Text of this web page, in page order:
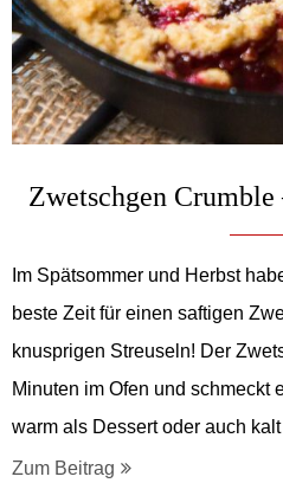
Zwetschgen
Im Spätsommer und Herbst
beste Zeit für einen saftigen
knusprigen Streuseln! Der
Minuten im Ofen und schmeckt
warm als Dessert oder auch
Zum Beitrag